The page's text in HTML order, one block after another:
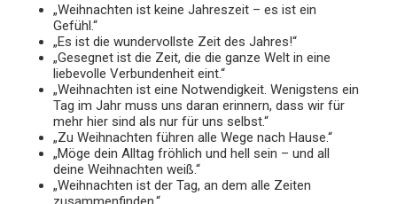
„Weihnachten ist keine Jahreszeit – es ist ein
Gefühl.“
„Es ist die wundervollste Zeit des Jahres!“
„Gesegnet ist die Zeit, die die ganze Welt in eine
liebevolle Verbundenheit eint.“
„Weihnachten ist eine Notwendigkeit. Wenigstens ein
Tag im Jahr muss uns daran erinnern, dass wir für
mehr hier sind als nur für uns selbst.“
„Zu Weihnachten führen alle Wege nach Hause.“
„Möge dein Alltag fröhlich und hell sein – und all
deine Weihnachten weiß.“
„Weihnachten ist der Tag, an dem alle Zeiten